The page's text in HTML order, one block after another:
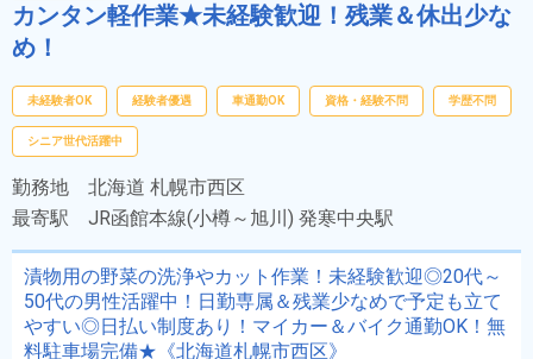
カンタン軽作業★未経験歓迎！残業＆休出少な
め！
未経験者OK 経験者優遇 車通勤OK 資格・経験不問 学歴不問
シニア世代活躍中
勤務地 北海道 札幌市西区
最寄駅 JR函館本線(小樽～旭川) 発寒中央駅
漬物用の野菜の洗浄やカット作業！未経験歓迎◎20代～
50代の男性活躍中！日勤専属＆残業少なめで予定も立て
やすい◎日払い制度あり！マイカー＆バイク通勤OK！無
料駐車場完備★《北海道札幌市西区》